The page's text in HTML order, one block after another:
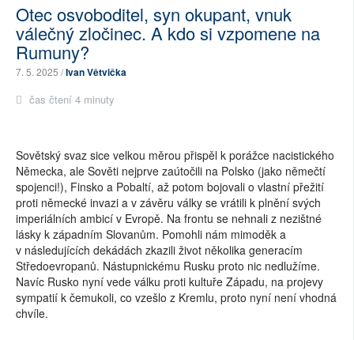
Otec osvoboditel, syn okupant, vnuk
válečný zločinec. A kdo si vzpomene na
Rumuny?
7. 5. 2025 /Ivan Větvička
čas čtení 4 minuty
Sovětský svaz sice velkou měrou přispěl k porážce nacistického
Německa, ale Sověti nejprve zaútočili na Polsko (jako němečtí
spojenci!), Finsko a Pobaltí, až potom bojovali o vlastní přežití
proti německé invazi a v závěru války se vrátili k plnění svých
imperiálních ambicí v Evropě. Na frontu se nehnali z nezištné
lásky k západním Slovanům. Pomohli nám mimoděk a
v následujících dekádách zkazili život několika generacím
Středoevropanů. Nástupnickému Rusku proto nic nedlužíme.
Navíc Rusko nyní vede válku proti kultuře Západu, na projevy
sympatií k čemukoli, co vzešlo z Kremlu, proto nyní není vhodná
chvíle.